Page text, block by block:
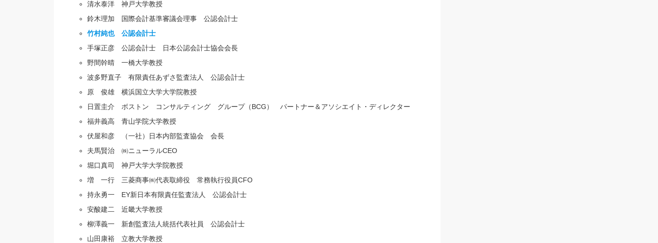
清水泰洋 神戸大学教授
鈴木理加 国際会計基準審議会理事 公認会計士
竹村純也 公認会計士
手塚正彦 公認会計士 日本公認会計士協会会長
野間幹晴 一橋大学教授
波多野直子 有限責任あずさ監査法人 公認会計士
原 俊雄 横浜国立大学大学院教授
日置圭介 ボストン コンサルティング グループ（BCG） パートナー＆アソシエイト・ディレクター
福井義高 青山学院大学教授
伏屋和彦 （一社）日本内部監査協会 会長
夫馬賢治 ㈱ニューラルCEO
堀口真司 神戸大学大学院教授
増 一行 三菱商事㈱代表取締役 常務執行役員CFO
持永勇一 EY新日本有限責任監査法人 公認会計士
安酸建二 近畿大学教授
柳澤義一 新創監査法人統括代表社員 公認会計士
山田康裕 立教大学教授